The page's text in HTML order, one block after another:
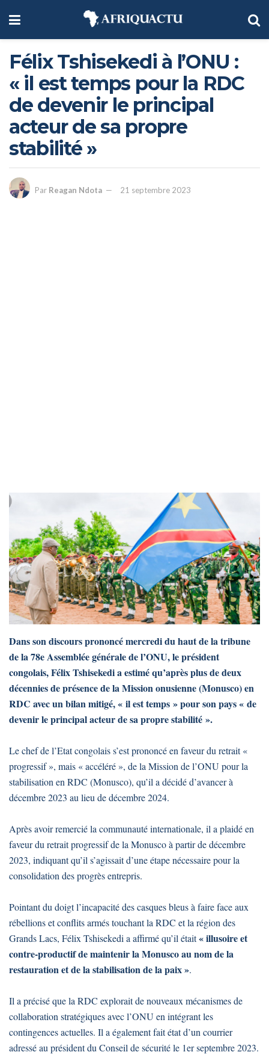
Félix Tshisekedi à l’ONU :
« il est temps pour la RDC
de devenir le principal
acteur de sa propre
stabilité »
Par Reagan Ndota 21 septembre 2023
Dans son discours prononcé mercredi du haut de la tribune
de la 78e Assemblée générale de l’ONU, le président
congolais, Félix Tshisekedi a estimé qu’après plus de deux
décennies de présence de la Mission onusienne (Monusco) en
RDC avec un bilan mitigé, « il est temps » pour son pays « de
devenir le principal acteur de sa propre stabilité ».
Le chef de l’Etat congolais s’est prononcé en faveur du retrait «
progressif », mais « accéléré », de la Mission de l’ONU pour la
stabilisation en RDC (Monusco), qu’il a décidé d’avancer à
décembre 2023 au lieu de décembre 2024.
Après avoir remercié la communauté internationale, il a plaidé en
faveur du retrait progressif de la Monusco à partir de décembre
2023, indiquant qu’il s’agissait d’une étape nécessaire pour la
consolidation des progrès entrepris.
Pointant du doigt l’incapacité des casques bleus à faire face aux
rébellions et conflits armés touchant la RDC et la région des
Grands Lacs, Félix Tshisekedi a affirmé qu’il était« illusoire et
contre-productif de maintenir la Monusco au nom de la
restauration et de la stabilisation de la paix ».
Il a précisé que la RDC explorait de nouveaux mécanismes de
collaboration stratégiques avec l’ONU en intégrant les
contingences actuelles. Il a également fait état d’un courrier
adressé au président du Conseil de sécurité le 1er septembre 2023.